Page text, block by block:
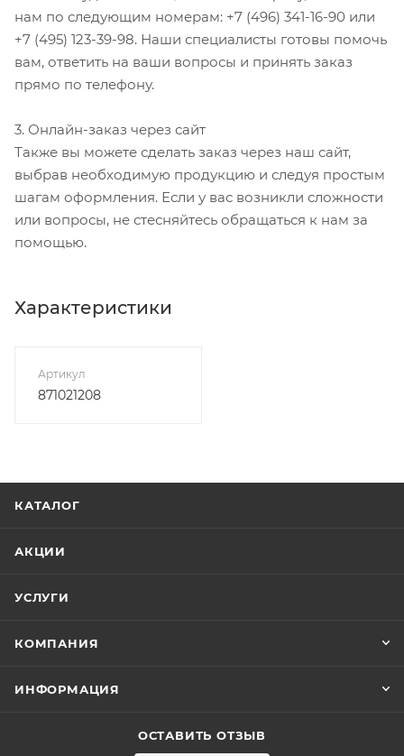
нам по следующим номерам: +7 (496) 341-16-90 или
+7 (495) 123-39-98. Наши специалисты готовы помочь
вам, ответить на ваши вопросы и принять заказ
прямо по телефону.
3. Онлайн-заказ через сайт
Также вы можете сделать заказ через наш сайт,
выбрав необходимую продукцию и следуя простым
шагам оформления. Если у вас возникли сложности
или вопросы, не стесняйтесь обращаться к нам за
помощью.
Характеристики
Артикул
871021208
КАТАЛОГ
АКЦИИ
УСЛУГИ
КОМПАНИЯ
ИНФОРМАЦИЯ
ОСТАВИТЬ ОТЗЫВ